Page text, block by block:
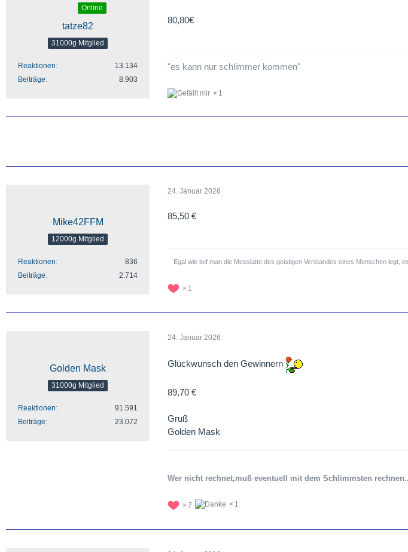
Online
tatze82
31000g Mitglied
Reaktionen
13.134
Beiträge
8.903
80,80€
"es kann nur schlimmer kommen"
1
Mike42FFM
12000g Mitglied
Reaktionen
836
Beiträge
2.714
24. Januar 2026
85,50 €
Egal wie tief man die Messlatte des geistigen Verstandes eines Menschen legt,
1
Golden Mask
31000g Mitglied
Reaktionen
91.591
Beiträge
23.072
24. Januar 2026
Glückwunsch den Gewinnern
89,70 €
Gruß
Golden Mask
Wer nicht rechnet,muß eventuell mit dem Schlimmsten
7 1